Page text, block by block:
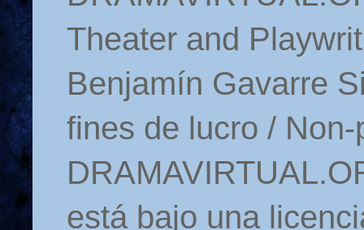
Theater and
Benjamín Gavarre
fines de lucro /
está bajo una